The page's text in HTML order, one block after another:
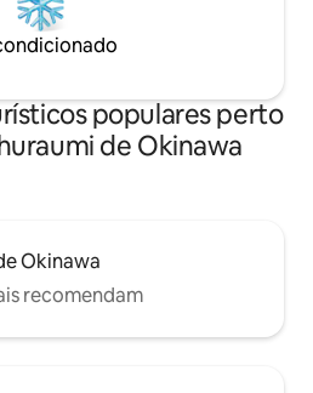
é usada
ou na
disso, também
estar ao ar livre,
bicicletas.
populares perto
de Okinawa
Okinawa
recomendam